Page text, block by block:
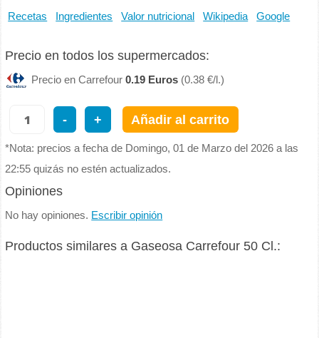
Recetas Ingredientes Valor nutricional Wikipedia Google
Precio en todos los supermercados:
Precio en Carrefour0.19 Euros (0.38 €/l.)
- + Añadir al carrito
*Nota: precios a fecha de Domingo, 01 de Marzo del 2026 a las
22:55 quizás no estén actualizados.
Opiniones
No hay opiniones. Escribir opinión
Productos similares a Gaseosa Carrefour 50 Cl.: